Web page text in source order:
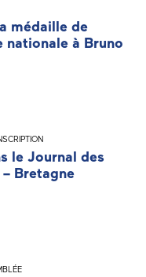
médaille de
nationale à Bruno
le Journal des
Bretagne